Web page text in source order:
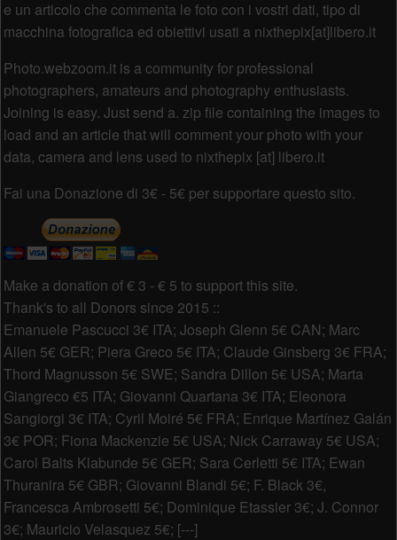
e un articolo che commenta le foto con i vostri dati, tipo di
macchina fotografica ed obiettivi usati a nixthepix[at]libero.it
Photo.webzoom.it is a community for professional
photographers, amateurs and photography enthusiasts.
Joining is easy. Just send a. zip file containing the images to
load and an article that will comment your photo with your
data, camera and lens used to nixthepix [at] libero.it
Fai una Donazione di 3€ - 5€ per supportare questo sito.
Make a donation of € 3 - € 5 to support this site.
Thank's to all Donors since 2015 ::
Emanuele Pascucci 3€ ITA; Joseph Glenn 5€ CAN; Marc
Allen 5€ GER; Piera Greco 5€ ITA; Claude Ginsberg 3€ FRA;
Thord Magnusson 5€ SWE; Sandra Dillon 5€ USA; Marta
Giangreco €5 ITA; Giovanni Quartana 3€ ITA; Eleonora
Sangiorgi 3€ ITA; Cyril Moiré 5€ FRA; Enrique Martínez Galán
3€ POR; Fiona Mackenzie 5€ USA; Nick Carraway 5€ USA;
Carol Balts Klabunde 5€ GER; Sara Cerletti 5€ ITA; Ewan
Thuranira 5€ GBR; Giovanni Blandi 5€; F. Black 3€,
Francesca Ambrosetti 5€; Dominique Etassier 3€; J. Connor
3€; Mauricio Velasquez 5€; [---]